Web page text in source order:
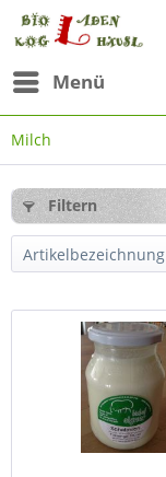
Menü
Milch
Filtern